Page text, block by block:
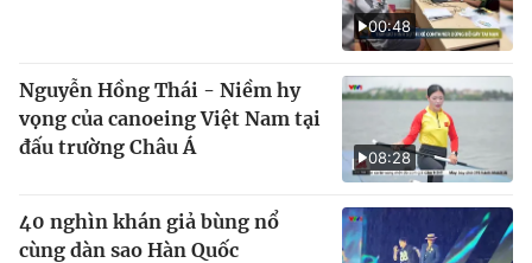
00:48
08:28
Nguyễn Hồng Thái - Niềm hy
vọng của canoeing Việt Nam tại
đấu trường Châu Á
40 nghìn khán giả bùng nổ
cùng dàn sao Hàn Quốc